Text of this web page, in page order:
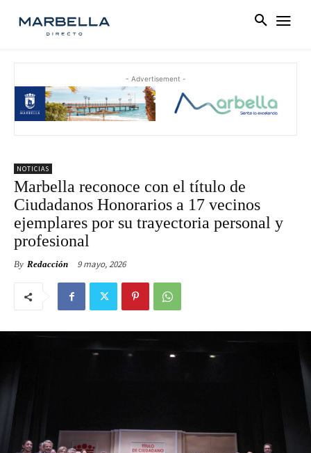
- Advertisement -
NOTICIAS
Marbella reconoce con el título de
Ciudadanos Honorarios a 17 vecinos
ejemplares por su trayectoria personal y
profesional
By Redacción 9 mayo, 2026